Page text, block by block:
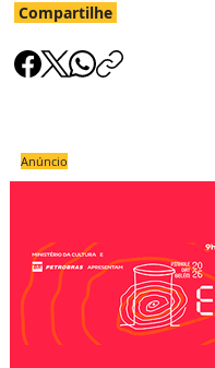
Compartilhe
Anúncio